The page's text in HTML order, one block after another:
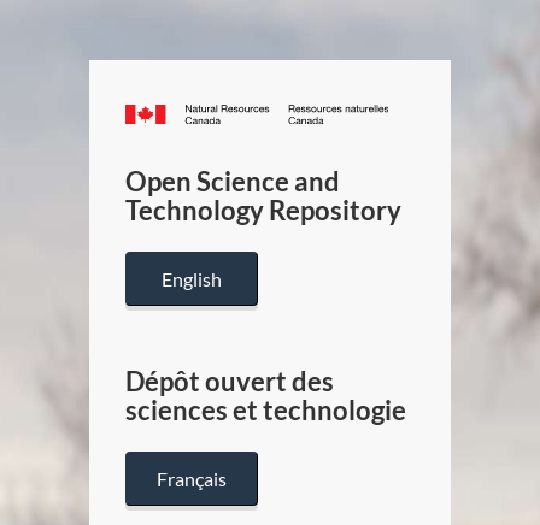
Canada.ca
/
Canada
Open Science and
Technology Repository
English
Dépôt ouvert des
sciences et technologie
Français